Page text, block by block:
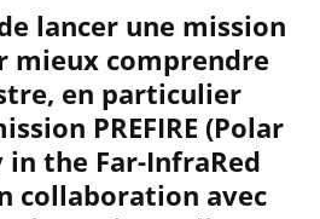
lancer une mission
mieux comprendre
en particulier
PREFIRE (Polar
in the Far-InfraRed
collaboration avec